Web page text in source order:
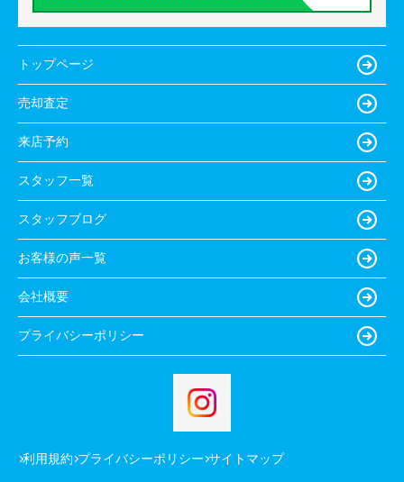
トップページ
売却査定
来店予約
スタッフ一覧
スタッフブログ
お客様の声一覧
会社概要
プライバシーポリシー
利用規約 プライバシーポリシー サイトマップ